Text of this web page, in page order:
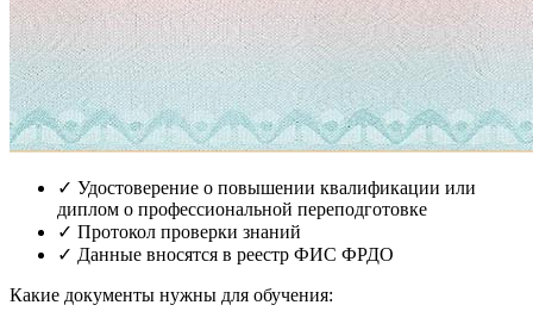
✓ Удостоверение о повышении квалификации или
диплом о профессиональной переподготовке
✓ Протокол проверки знаний
✓ Данные вносятся в реестр ФИС ФРДО
Какие документы нужны для обучения: